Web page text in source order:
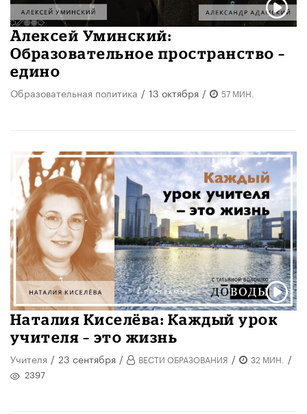
Алексей Уминский:
Образовательное пространство –
едино
Образовательная политика / 13 октября / 57 МИН.
Наталия Киселёва: Каждый урок
учителя – это жизнь
Учителя / 23 сентября / ВЕСТИ ОБРАЗОВАНИЯ / 32 МИН. /
2397